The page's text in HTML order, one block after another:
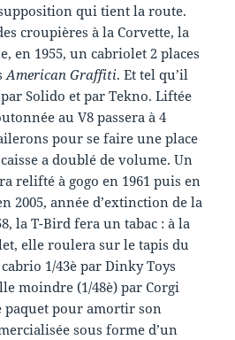
qui tient la route.
croupières à la Corvette, la
en 1955, un cabriolet 2 places
American Graffiti. Et tel qu’il
par Solido et par Tekno. Liftée
au V8 passera à 4
pour se faire une place
a doublé de volume. Un
relifté à gogo en 1961 puis en
2005, année d’extinction de la
la T-Bird fera un tabac : à la
elle roulera sur le tapis du
1/43è par Dinky Toys
moindre (1/48è) par Corgi
paquet pour amortir son
sous forme d’un